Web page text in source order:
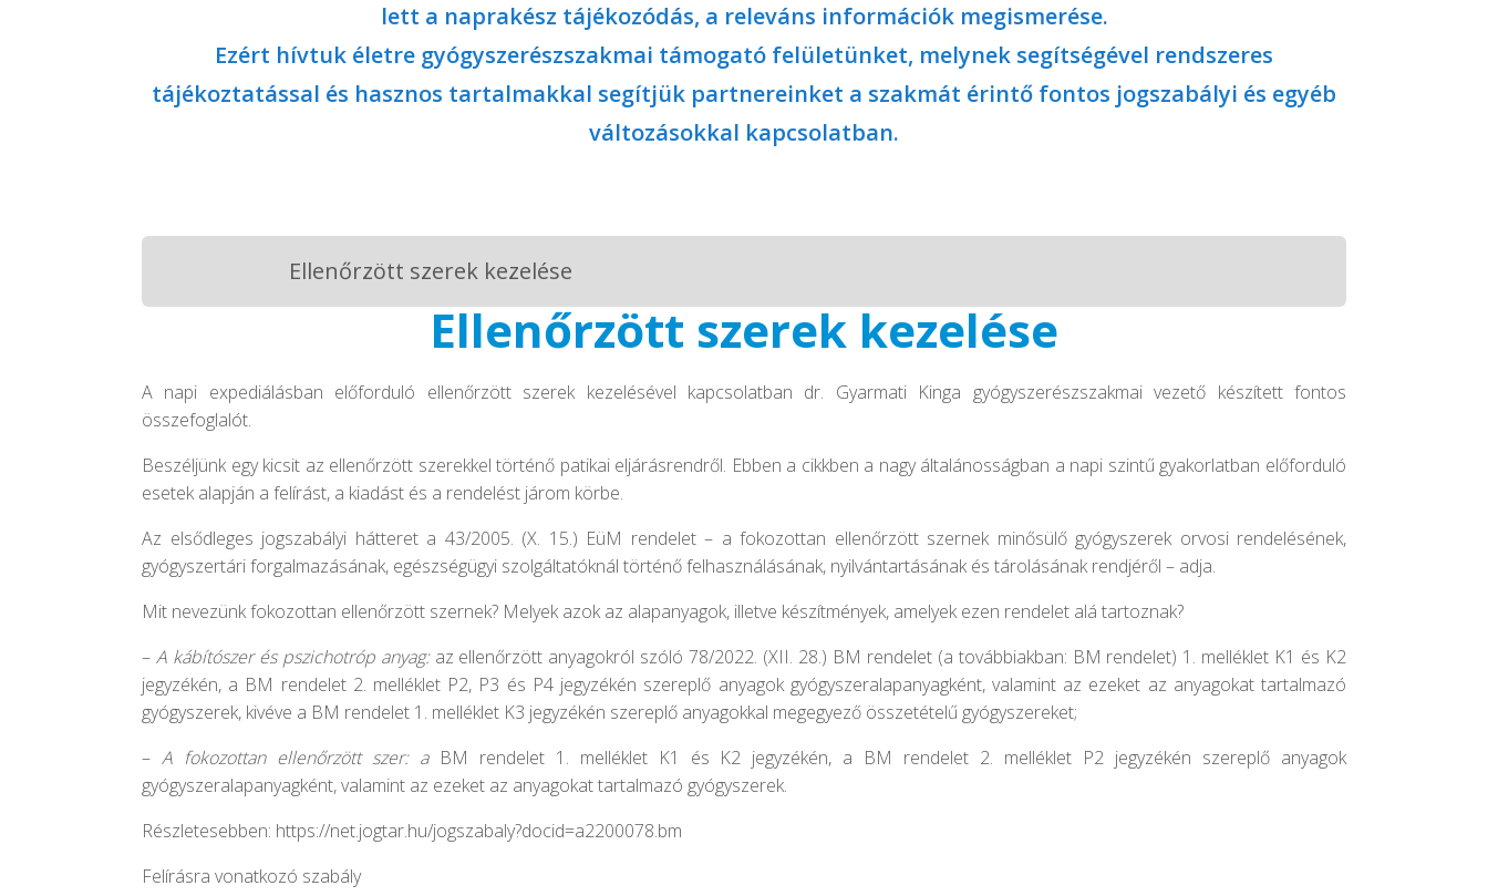
lett a naprakész tájékozódás, a releváns információk megismerése.
Ezért hívtuk életre gyógyszerészszakmai támogató felületünket, melynek segítségével rendszeres
tájékoztatással és hasznos tartalmakkal segítjük partnereinket a szakmát érintő fontos jogszabályi és egyéb
változásokkal kapcsolatban.
Ellenőrzött szerek kezelése
Ellenőrzött szerek kezelése
A napi expediálásban előforduló ellenőrzött szerek kezelésével kapcsolatban dr. Gyarmati Kinga gyógyszerészszakmai vezető készített fontos
összefoglalót.
Beszéljünk egy kicsit az ellenőrzött szerekkel történő patikai eljárásrendről. Ebben a cikkben a nagy általánosságban a napi szintű gyakorlatban előforduló
esetek alapján a felírást, a kiadást és a rendelést járom körbe.
Az elsődleges jogszabályi hátteret a 43/2005. (X. 15.) EüM rendelet – a fokozottan ellenőrzött szernek minősülő gyógyszerek orvosi rendelésének,
gyógyszertári forgalmazásának, egészségügyi szolgáltatóknál történő felhasználásának, nyilvántartásának és tárolásának rendjéről – adja.
Mit nevezünk fokozottan ellenőrzött szernek? Melyek azok az alapanyagok, illetve készítmények, amelyek ezen rendelet alá tartoznak?
– A kábítószer és pszichotróp anyag: az ellenőrzött anyagokról szóló 78/2022. (XII. 28.) BM rendelet (a továbbiakban: BM rendelet) 1. melléklet K1 és K2
jegyzékén, a BM rendelet 2. melléklet P2, P3 és P4 jegyzékén szereplő anyagok gyógyszeralapanyagként, valamint az ezeket az anyagokat tartalmazó
gyógyszerek, kivéve a BM rendelet 1. melléklet K3 jegyzékén szereplő anyagokkal megegyező összetételű gyógyszereket;
– A fokozottan ellenőrzött szer: aBM rendelet 1. melléklet K1 és K2 jegyzékén, a BM rendelet 2. melléklet P2 jegyzékén szereplő anyagok
gyógyszeralapanyagként, valamint az ezeket az anyagokat tartalmazó gyógyszerek.
Részletesebben: https://net.jogtar.hu/jogszabaly?docid=a2200078.bm
Felírásra vonatkozó szabály